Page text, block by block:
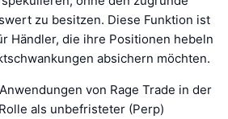
zu besitzen. Diese Funktion ist
Händler, die ihre Positionen hebeln
absichern möchten.
von Rage Trade in der
als unbefristeter (Perp)